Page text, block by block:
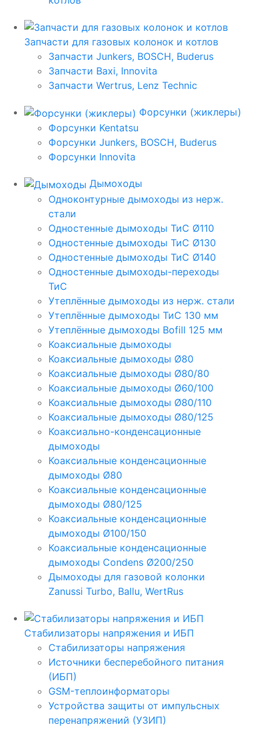
Запчасти для газовых колонок и котлов
Запчасти Junkers, BOSCH, Buderus
Запчасти Baxi, Innovita
Запчасти Wertrus, Lenz Technic
Форсунки (жиклеры)
Форсунки Kentatsu
Форсунки Junkers, BOSCH, Buderus
Форсунки Innovita
Дымоходы
Одноконтурные дымоходы из нерж.
стали
Одностенные дымоходы ТиС Ø110
Одностенные дымоходы ТиС Ø130
Одностенные дымоходы ТиС Ø140
Одностенные дымоходы-переходы
ТиС
Утеплённые дымоходы из нерж. стали
Утеплённые дымоходы ТиС 130 мм
Утеплённые дымоходы Bofill 125 мм
Коаксиальные дымоходы
Коаксиальные дымоходы Ø80
Коаксиальные дымоходы Ø80/80
Коаксиальные дымоходы Ø60/100
Коаксиальные дымоходы Ø80/110
Коаксиальные дымоходы Ø80/125
Коаксиально-конденсационные
дымоходы
Коаксиальные конденсационные
дымоходы Ø80
Коаксиальные конденсационные
дымоходы Ø80/125
Коаксиальные конденсационные
дымоходы Ø100/150
Коаксиальные конденсационные
дымоходы Condens Ø200/250
Дымоходы для газовой колонки
Zanussi Turbo, Ballu, WertRus
Стабилизаторы напряжения и ИБП
Стабилизаторы напряжения
Источники бесперебойного питания
(ИБП)
GSM-теплоинформаторы
Устройства защиты от импульсных
перенапряжений (УЗИП)